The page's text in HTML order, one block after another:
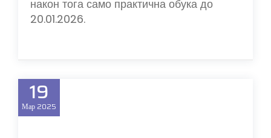
након тога само практична обука до
20.01.2026.
19
Мар 2025